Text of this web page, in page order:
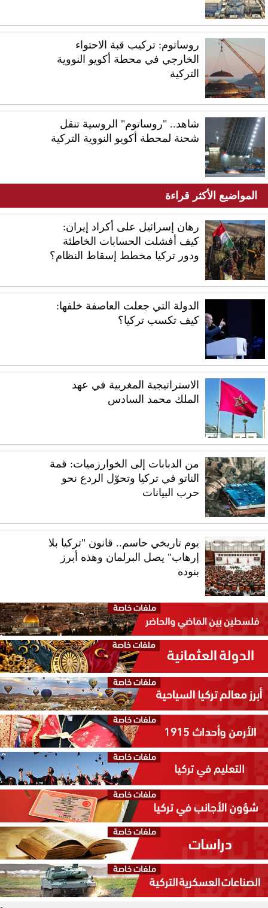
روساتوم: تركيب قبة الاحتواء
الخارجي في محطة أكويو النووية
التركية
شاهد.. "روساتوم" الروسية تنقل
شحنة لمحطة أكويو النووية التركية
المواضيع الأكثر قراءة
رهان إسرائيل على أكراد إيران:
كيف أفشلت الحسابات الخاطئة
ودور تركيا مخطط إسقاط النظام؟
الدولة التي جعلت العاصفة خلفها:
كيف تكسب تركيا؟
الاستراتيجية المغربية في عهد
الملك محمد السادس
من الدبابات إلى الخوارزميات: قمة
الناتو في تركيا وتحوّل الردع نحو
حرب البيانات
يوم تاريخي حاسم.. قانون "تركيا بلا
إرهاب" يصل البرلمان وهذه أبرز
بنوده